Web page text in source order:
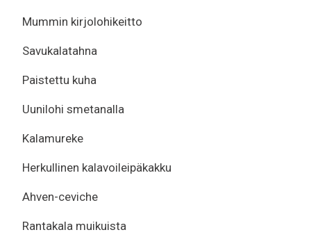
Mummin kirjolohikeitto
Savukalatahna
Paistettu kuha
Uunilohi smetanalla
Kalamureke
Herkullinen kalavoileipäkakku
Ahven-ceviche
Rantakala muikuista